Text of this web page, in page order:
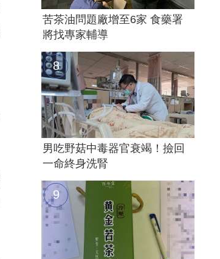
苦茶油問題廠增至6家 食藥署
將找專家輔導
男吃野菇中毒器官衰竭！撿回
一命終身洗腎